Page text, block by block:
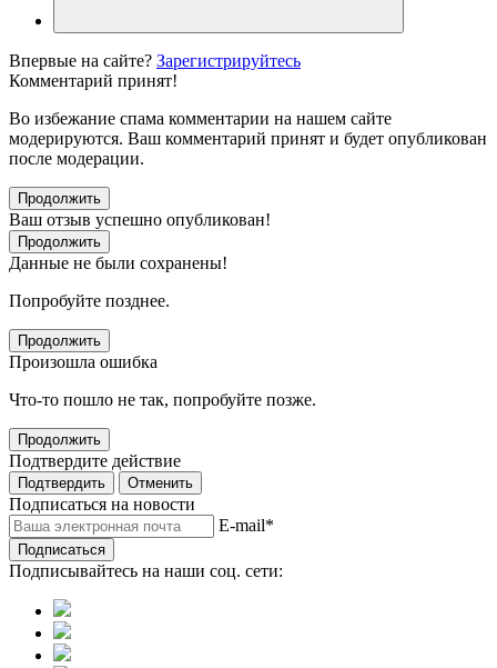
Впервые на сайте? Зарегистрируйтесь
Комментарий принят!
Во избежание спама комментарии на нашем сайте
модерируются. Ваш комментарий принят и будет опубликован
после модерации.
Продолжить
Ваш отзыв успешно опубликован!
Продолжить
Данные не были сохранены!
Попробуйте позднее.
Продолжить
Произошла ошибка
Что-то пошло не так, попробуйте позже.
Продолжить
Подтвердите действие
Подтвердить Отменить
Подписаться на новости
E-mail*
Подписаться
Подписывайтесь на наши соц. сети: